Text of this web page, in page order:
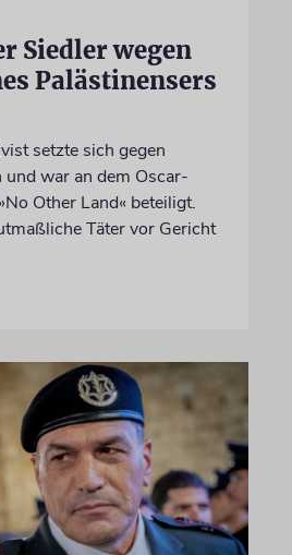
Siedler wegen
Palästinensers
setzte sich gegen
und war an dem Oscar-
Other Land« beteiligt.
Täter vor Gericht